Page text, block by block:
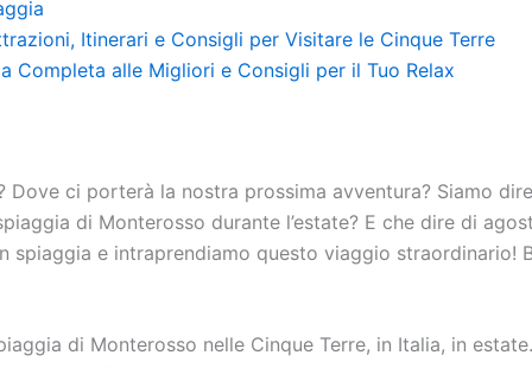
Itinerari e Consigli per Visitare le Cinque Terre
Completa alle Migliori e Consigli per il Tuo Relax
ci porterà la nostra prossima avventura? Siamo
di Monterosso durante l’estate? E che dire di
spiaggia e intraprendiamo questo viaggio straordinario!
di Monterosso nelle Cinque Terre, in Italia, in